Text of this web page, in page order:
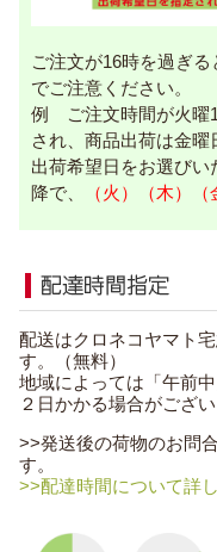
ご注文が16時を過ぎ
でご注意ください。
例 ご注文時間が火曜
され、商品出荷は金曜
出荷希望日をお選びい
降で、
（火）（木）
配送はクロネコヤマト
す。（無料）
地域によっては「午前
２日かかる場合がござい
>>発送後の荷物のお問
す。
>>配達時間について詳